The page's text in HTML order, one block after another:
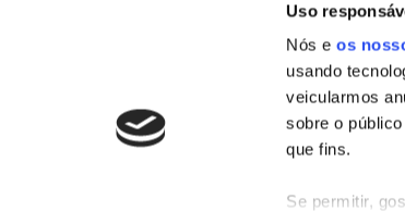
Uso
Nós eos
usando
veicularmos
sobre o
que fins.
Se permitir,
VER RECEITAS